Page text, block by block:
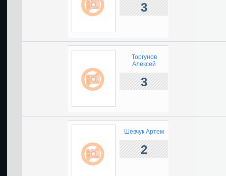
3
Торгунов
Алексей
3
Шевчук Артем
2